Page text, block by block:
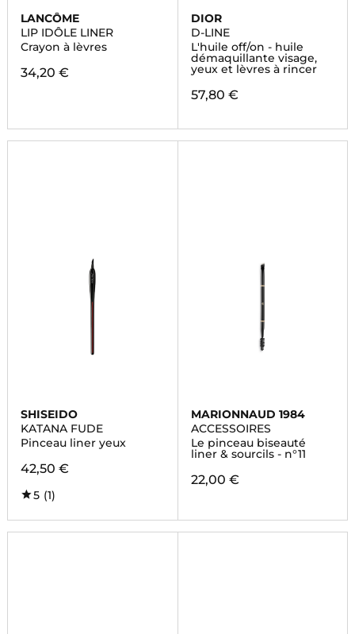
LANCÔME
LIP IDÔLE LINER
Crayon à lèvres
34,20 €
DIOR
D-LINE
L'huile off/on - huile
démaquillante visage,
yeux et lèvres à rincer
57,80 €
SHISEIDO
KATANA FUDE
Pinceau liner yeux
42,50 €
5 (1)
MARIONNAUD 1984
ACCESSOIRES
Le pinceau biseauté
liner & sourcils - n°11
22,00 €